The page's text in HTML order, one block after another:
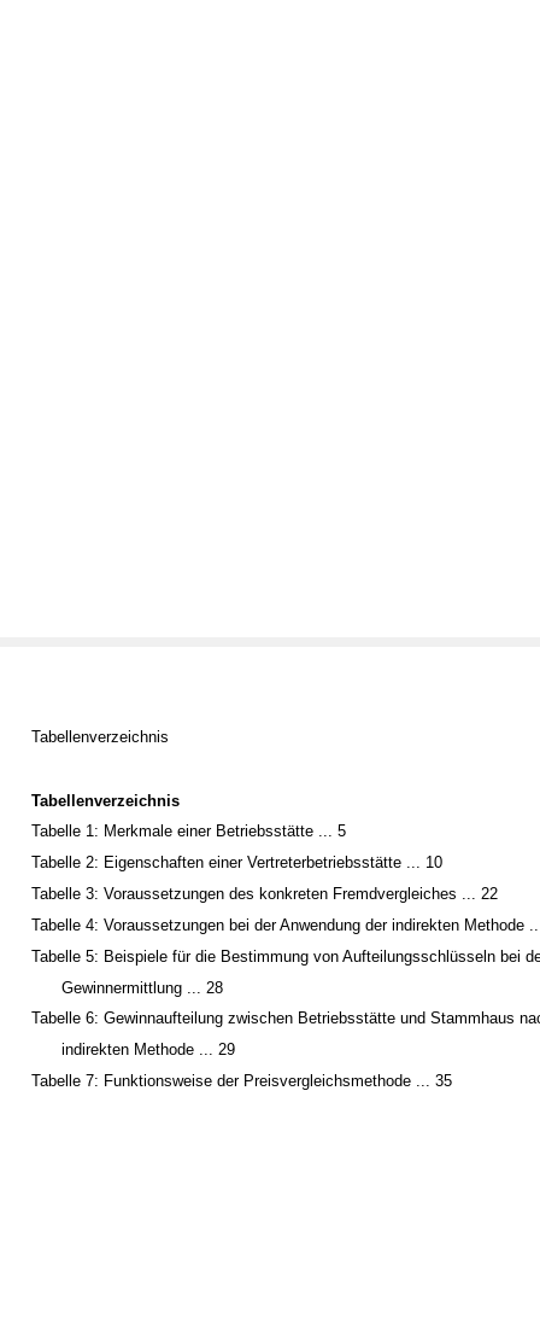
Tabellenverzeichnis
Tabellenverzeichnis
Tabelle 1: Merkmale einer Betriebsstätte ... 5
Tabelle 2: Eigenschaften einer Vertreterbetriebsstätte ... 10
Tabelle 3: Voraussetzungen des konkreten Fremdvergleiches ... 22
Tabelle 4: Voraussetzungen bei der Anwendung der indirekten Methode
Tabelle 5: Beispiele für die Bestimmung von Aufteilungsschlüsseln bei
Gewinnermittlung ... 28
Tabelle 6: Gewinnaufteilung zwischen Betriebsstätte und Stammhaus
indirekten Methode ... 29
Tabelle 7: Funktionsweise der Preisvergleichsmethode ... 35